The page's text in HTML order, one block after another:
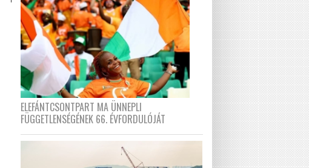
ELEFÁNTCSONTPART MA ÜNNEPLI
FÜGGETLENSÉGÉNEK 66. ÉVFORDULÓJÁT